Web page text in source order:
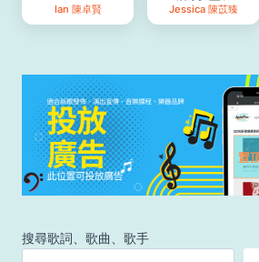
Ian 陳卓賢 Jessica 陳苡臻
搜尋歌詞、歌曲、歌手